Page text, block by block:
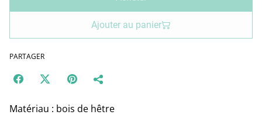
Ajouter au panier
PARTAGER
Matériau : bois de hêtre